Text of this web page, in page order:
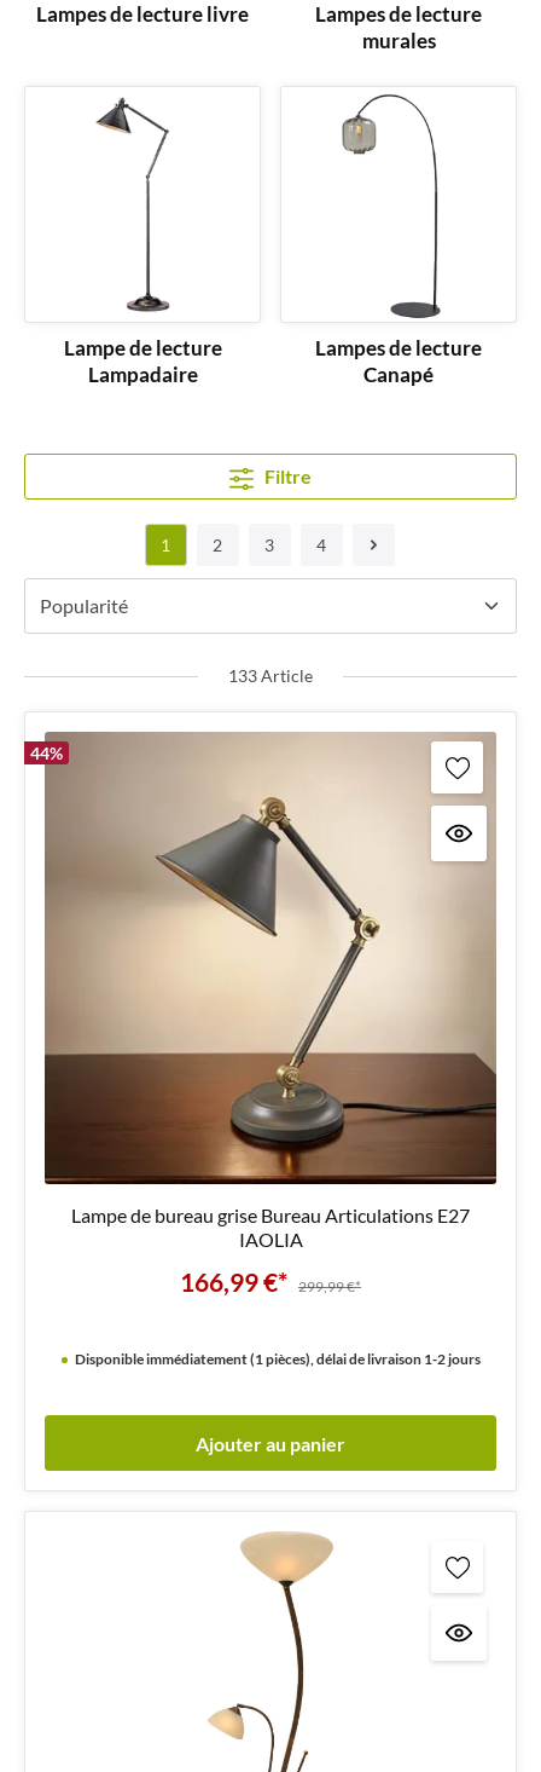
Lampes de lecture livre
Lampes de lecture
murales
Lampe de lecture
Lampadaire
Lampes de lecture
Canapé
Filtre
1 2 3 4
133 Article
44%
Lampe de bureau grise Bureau Articulations E27
IAOLIA
166,99 €* 299,99 €*
Disponible immédiatement (1 pièces), délai de livraison 1-2 jours
Ajouter au panier